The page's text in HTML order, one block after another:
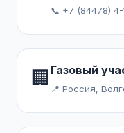
📞 +7 (84478)
🏢 Газовый
📍 Россия,